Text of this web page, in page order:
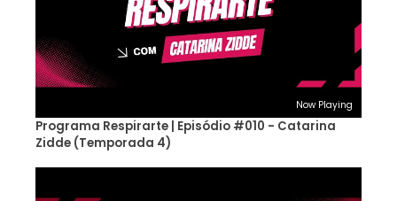
Now Playing
Programa Respirarte | Episódio #010 - Catarina
Zidde (Temporada 4)